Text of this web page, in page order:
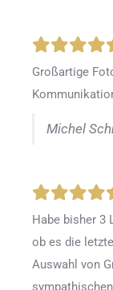
Großartige
Michel
Habe bisher 3
ob es die
Auswahl von